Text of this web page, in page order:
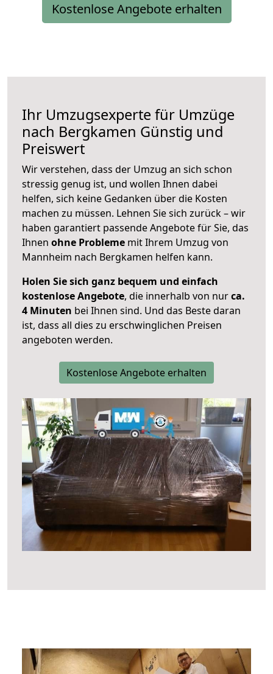
Kostenlose Angebote erhalten
Ihr Umzugsexperte für Umzüge
nach Bergkamen Günstig und
Preiswert
Wir verstehen, dass der Umzug an sich schon
stressig genug ist, und wollen Ihnen dabei
helfen, sich keine Gedanken über die Kosten
machen zu müssen. Lehnen Sie sich zurück – wir
haben garantiert passende Angebote für Sie, das
Ihnen ohne Probleme mit Ihrem Umzug von
Mannheim nach Bergkamen helfen kann.
Holen Sie sich ganz bequem und einfach
kostenlose Angebote, die innerhalb von nurca.
4 Minuten bei Ihnen sind. Und das Beste daran
ist, dass all dies zu erschwinglichen Preisen
angeboten werden.
Kostenlose Angebote erhalten